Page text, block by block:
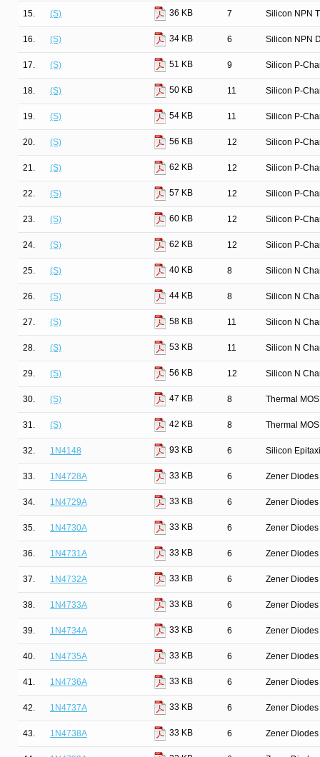
15. (S) 36 KB 7 Silicon NPN
16. (S) 34 KB 6 Silicon NPN
17. (S) 51 KB 9 Silicon P-
18. (S) 50 KB 11 Silicon P-
19. (S) 54 KB 11 Silicon P-
20. (S) 56 KB 12 Silicon P-
21. (S) 62 KB 12 Silicon P-
22. (S) 57 KB 12 Silicon P-
23. (S) 60 KB 12 Silicon P-
24. (S) 62 KB 12 Silicon P-
25. (S) 40 KB 8 Silicon N
26. (S) 44 KB 8 Silicon N
27. (S) 58 KB 11 Silicon N
28. (S) 53 KB 11 Silicon N
29. (S) 56 KB 12 Silicon N
30. (S) 47 KB 8 Thermal
31. (S) 42 KB 8 Thermal
32. 1N4148 93 KB 6 Silicon
33. 1N4728A 33 KB 6 Zener
34. 1N4729A 33 KB 6 Zener
35. 1N4730A 33 KB 6 Zener
36. 1N4731A 33 KB 6 Zener
37. 1N4732A 33 KB 6 Zener
38. 1N4733A 33 KB 6 Zener
39. 1N4734A 33 KB 6 Zener
40. 1N4735A 33 KB 6 Zener
41. 1N4736A 33 KB 6 Zener
42. 1N4737A 33 KB 6 Zener
43. 1N4738A 33 KB 6 Zener